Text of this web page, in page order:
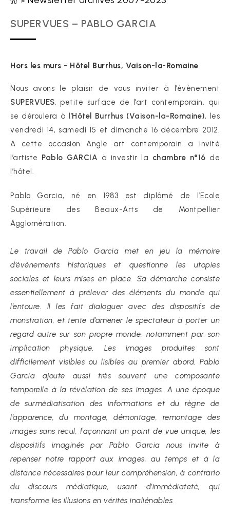
SUPERVUES – PABLO GARCIA
Hors les murs - Hôtel Burrhus, Vaison-la-Romaine
Nous avons le plaisir de vous inviter à l’évènement
SUPERVUES, petite surface de l’art contemporain, qui
se déroulera à l’Hôtel Burrhus (Vaison-la-Romaine), les
vendredi 14, samedi 15 et dimanche 16 décembre 2012.
A cette occasion Angle art contemporain a invité
l’artiste Pablo GARCIA à investir la chambre n°16 de
l’hôtel.
Pablo Garcia, né en 1983 est diplômé de l’Ecole
Supérieure des Beaux-Arts de Montpellier
Agglomération.
Le travail de Pablo Garcia met en jeu la mémoire
d’événements historiques et questionne les utopies
sociales et leurs mises en place. Sa démarche consiste
essentiellement à prélever des éléments du monde qui
l’entoure. Il les fait dialoguer avec des dispositifs de
monstration, et tente d’amener le spectateur à porter un
regard autre sur son propre monde, notamment par son
implication physique. Les images produites sont
difficilement visibles ou lisibles au premier abord. Pablo
Garcia ajoute aussi très souvent une composante
temporelle à la révélation de ses images. A une époque
de surmédiatisation des informations et du règne de
l’apparence, du montage, démontage, remontage des
images sans recul, façonnant un point de vue unique, les
dispositifs imaginés par Pablo Garcia nous invite à
repenser notre rapport aux images, au temps et à la
distance nécessaires pour leur compréhension, à contrario
du discours médiatique, usant d’immédiateté, qui
transforme les illusions en vérités inaliénables.